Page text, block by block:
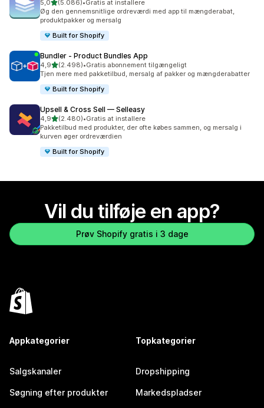
5,0ud af 5 stjerner
(5.086)
5086 anmeldelser i alt
•Gratis at installere
Øg den gennemsnitlige ordreværdi med app til mængderabat,
produktpakker og mersalg
Built for Shopify
Bundler ‑ Product Bundles App
4,9ud af 5 stjerner
(2.498)
2498 anmeldelser i alt
•Gratis abonnement tilgængeligt
Tjen mere med pakketilbud, mersalg af pakker og mængderabatter
Built for Shopify
Upsell & Cross Sell — Selleasy
4,9ud af 5 stjerner
(2.480)
2480 anmeldelser i alt
•Gratis at installere
Pakketilbud med produkter, der ofte købes sammen, og mersalg i
kurven øger ordreværdien
Built for Shopify
Vil du tilføje en app?
Prøv Shopify gratis i 3 dage
Appkategorier
Salgskanaler
Søgning efter produkter
Topkategorier
Dropshipping
Markedspladser